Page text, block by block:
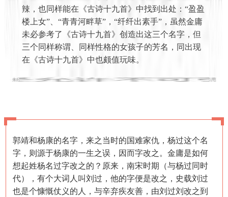
辣，也同样能在《古诗十九首》中找到出处：“盈盈
楼上女”、“青青河畔草”，“纤纤出素手”，虽然金庸
未必参考了《古诗十九首》创造出这三个名字，但
三个同样称谓、同样性格的女孩子的芳名，同出现
在《古诗十九首》中也颇值玩味。
郭靖和杨康的名字，来之当时的国难家仇，杨过这个名
字，则源于杨康的一生之误，因而字改之。金庸是如何
想起姓杨名过字改之的？原来，南宋时期（与杨过同时
代），有个大词人叫刘过，他的字便是改之，史载刘过
也是个慷慨仗义的人，与辛弃疾友善，由刘过刘改之到